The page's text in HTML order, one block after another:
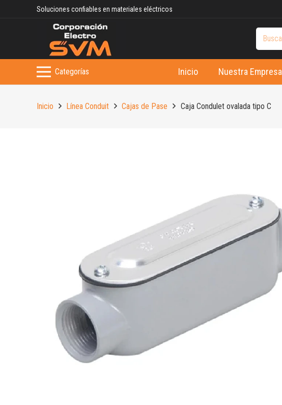
Soluciones confiables en materiales eléctricos
Categorías Inicio Nuestra Empresa
Inicio Línea Conduit Cajas de Pase Caja Condulet ovalada tipo C